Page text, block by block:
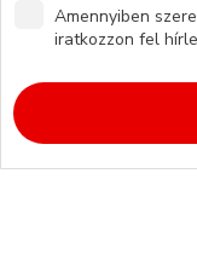
Amennyiben
iratkozzon fel